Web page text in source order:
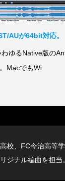
AUが64bit対応。
ゆるNative版の
MacでもWi
校、FC今治高等
ジナル編曲を担当。